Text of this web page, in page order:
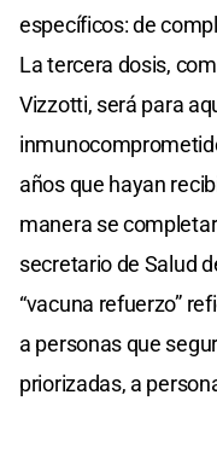
específicos: de
La tercera dosis,
Vizzotti, será para
años que hayan
manera se
secretario de Salud
“vacuna refuerzo”
a personas que
priorizadas, a